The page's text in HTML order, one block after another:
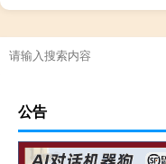
公告